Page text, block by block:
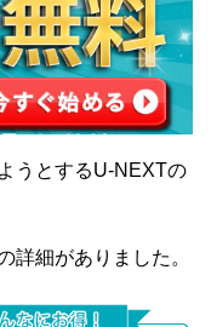
うとするU-NEXTの
詳細がありました。